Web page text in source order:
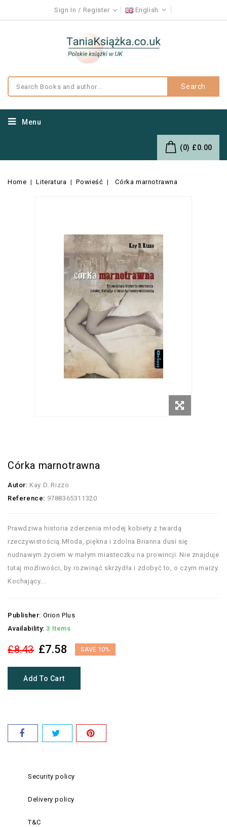
Sign In Register English
Search
Menu
(0) £0.00
Home Literatura Powieść Córka marnotrawna
Córka marnotrawna
Autor: Kay D. Rizzo
Reference: 9788365311320
Prawdziwa historia zderzenia młodej kobiety z twardą
rzeczywistością.Młoda, piękna i zdolna Brianna dusi się
nudnawym życiem w małym miasteczku na prowincji. Nie znajduje
tutaj możliwości, by rozwinąć skrzydła i zdobyć to, o czym marzy.
Kochający...
Publisher: Orion Plus
Availability: 3 Items
£8.43 £7.58 SAVE 10%
Add To Cart
Security policy
Delivery policy
T&C